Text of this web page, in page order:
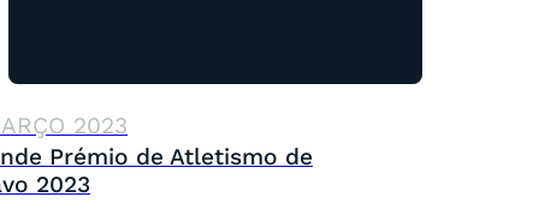
2023
Prémio de Atletismo de
2023